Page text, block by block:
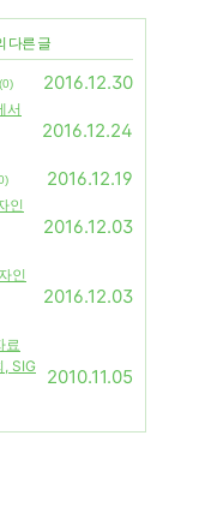
다른 글
(0) 2016.12.30
서
2016.12.24
2016.12.19
인
2016.12.03
인
2016.12.03
료
SIG
2010.11.05